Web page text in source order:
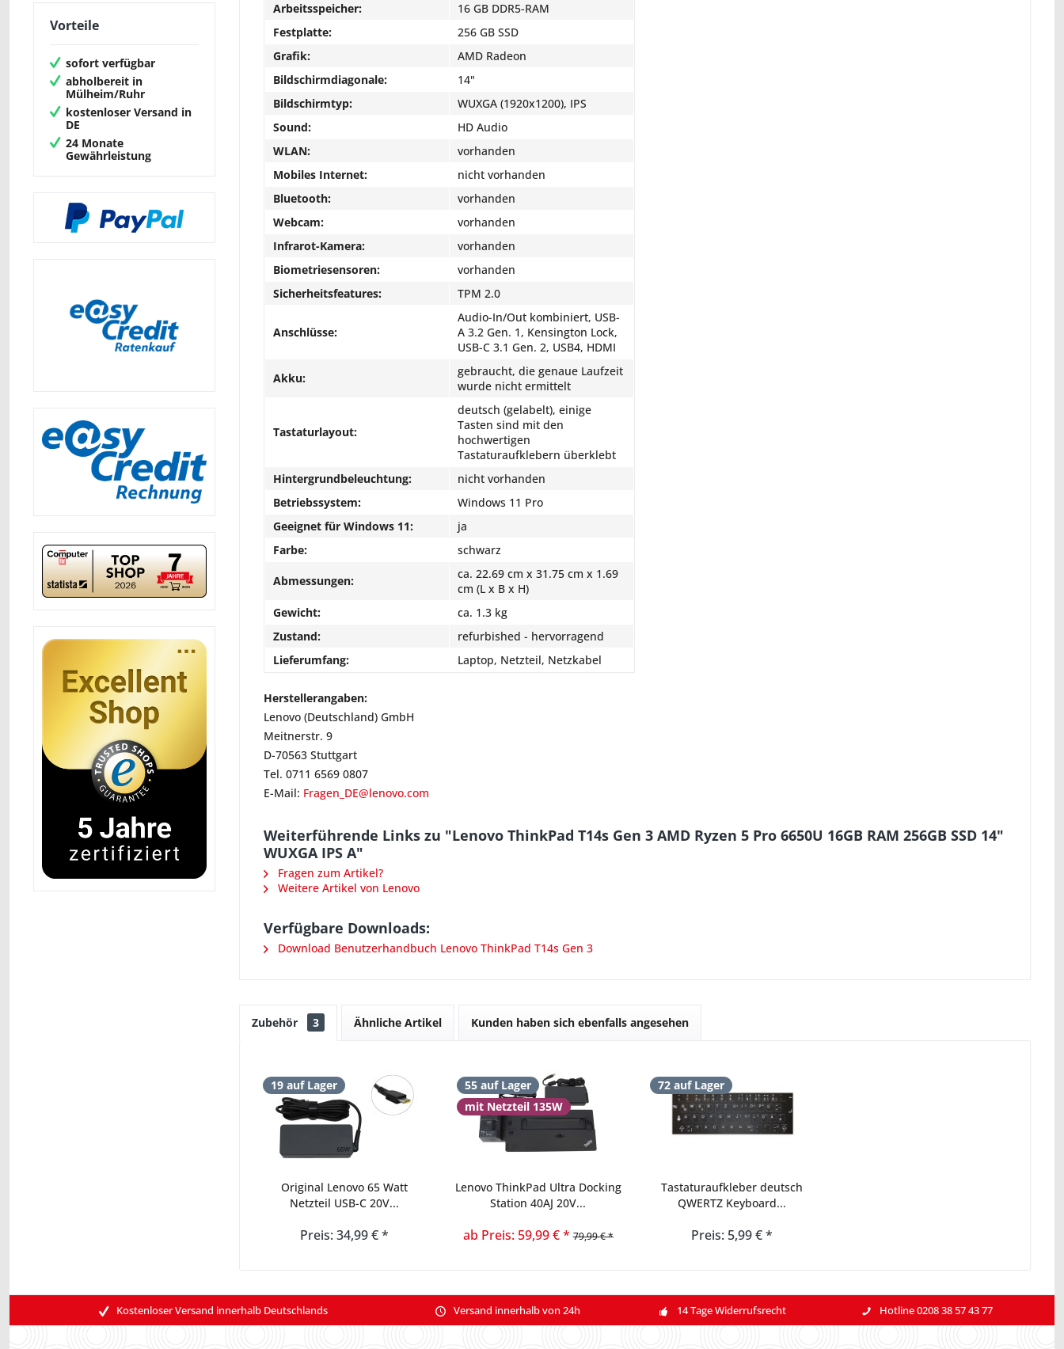
Vorteile
sofort verfügbar
abholbereit in
Mülheim/Ruhr
kostenloser Versand in
DE
24 Monate
Gewährleistung
Arbeitsspeicher:
16 GB DDR5-RAM
Festplatte:
256 GB SSD
Grafik:
AMD Radeon
Bildschirmdiagonale:
14"
Bildschirmtyp:
WUXGA (1920x1200), IPS
Sound:
HD Audio
WLAN:
vorhanden
Mobiles Internet:
nicht vorhanden
Bluetooth:
vorhanden
Webcam:
vorhanden
Infrarot-Kamera:
vorhanden
Biometriesensoren:
vorhanden
Sicherheitsfeatures:
TPM 2.0
Anschlüsse:
Audio-In/Out kombiniert, USB-
A 3.2 Gen. 1, Kensington Lock,
USB-C 3.1 Gen. 2, USB4, HDMI
Akku:
gebraucht, die genaue Laufzeit
wurde nicht ermittelt
Tastaturlayout:
deutsch (gelabelt), einige
Tasten sind mit den
hochwertigen
Tastaturaufklebern überklebt
Hintergrundbeleuchtung:
nicht vorhanden
Betriebssystem:
Windows 11 Pro
Geeignet für Windows 11:
ja
Farbe:
schwarz
Abmessungen:
ca. 22.69 cm x 31.75 cm x 1.69
cm (L x B x H)
Gewicht:
ca. 1.3 kg
Zustand:
refurbished - hervorragend
Lieferumfang:
Laptop, Netzteil, Netzkabel
Herstellerangaben:
Lenovo (Deutschland) GmbH
Meitnerstr. 9
D-70563 Stuttgart
Tel. 0711 6569 0807
E-Mail: Fragen_DE@lenovo.com
Weiterführende Links zu "Lenovo ThinkPad T14s Gen 3 AMD Ryzen 5 Pro 6650U 16GB RAM 256GB SSD 14"
WUXGA IPS A"
Fragen zum Artikel?
Weitere Artikel von Lenovo
Verfügbare Downloads:
Download Benutzerhandbuch Lenovo ThinkPad T14s Gen 3
Zubehör 3 Ähnliche Artikel Kunden haben sich ebenfalls angesehen
19 auf Lager
Original Lenovo 65 Watt
Netzteil USB-C 20V...
Preis: 34,99 € *
55 auf Lager
mit Netzteil 135W
Lenovo ThinkPad Ultra Docking
Station 40AJ 20V...
ab Preis: 59,99 € * 79,99 € *
72 auf Lager
Tastaturaufkleber deutsch
QWERTZ Keyboard...
Preis: 5,99 € *
Kostenloser Versand innerhalb Deutschlands Versand innerhalb von 24h 14 Tage Widerrufsrecht Hotline 0208 38 57 43 77